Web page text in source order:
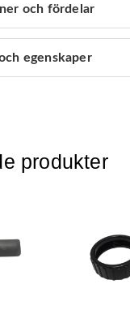
och fördelar
egenskaper
produkter